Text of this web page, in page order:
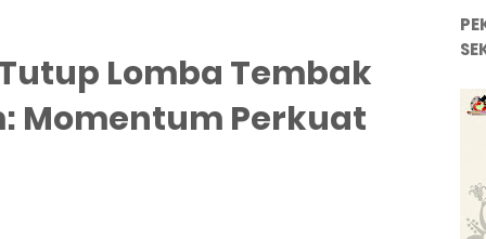
Lomba Tembak
Momentum Perkuat